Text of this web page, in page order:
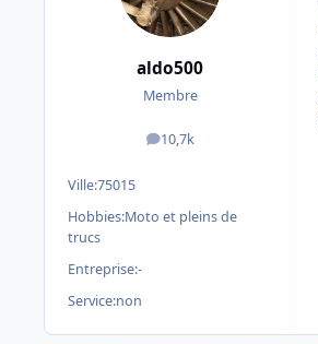
aldo500
Membre
10,7k
messages
Ville:75015
Hobbies:Moto et pleins de
trucs
Entreprise:-
Service:non